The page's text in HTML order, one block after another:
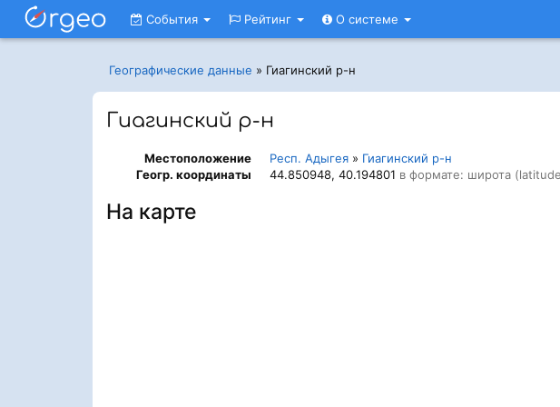
События Рейтинг О системе
Географические данные » Гиагинский р-н
Гиагинский р-н
Местоположение Респ. Адыгея » Гиагинский р-н
Геогр. координаты
44.850948, 40.194801 в формате: широта
На карте